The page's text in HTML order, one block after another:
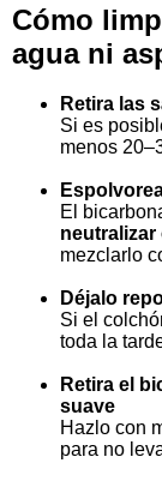
Cómo
agua ni
Retira las
Si es
menos
El
neutralizar
mezclarlo
Déjalo
Si el
toda la
Retira el
suave
Hazlo con
para no